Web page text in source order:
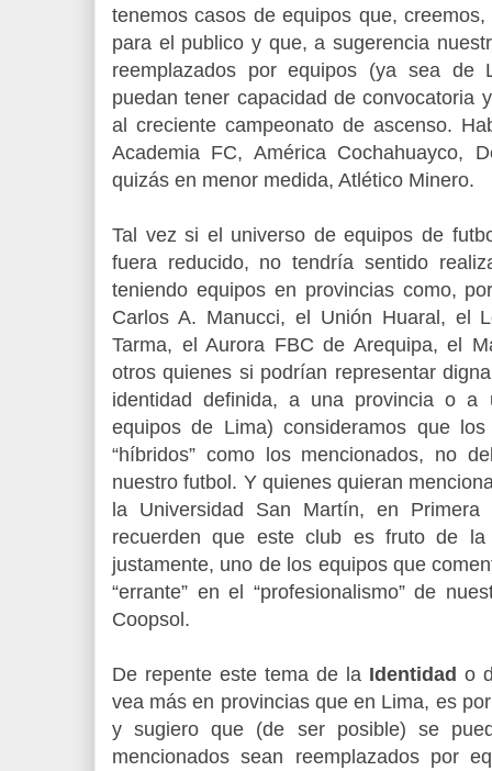
tenemos casos de equipos que,
para el publico y que, a sugerencia
reemplazados por equipos (ya sea
puedan tener capacidad de convocatoria
al creciente campeonato de ascenso.
Academia FC, América Cochahuayco,
quizás en menor medida, Atlético Minero.
Tal vez si el universo de equipos de
fuera reducido, no tendría sentido
teniendo equipos en provincias como,
Carlos A. Manucci, el Unión Huaral, el
Tarma, el Aurora FBC de Arequipa, el
otros quienes si podrían representar
identidad definida, a una provincia o
equipos de Lima) consideramos que
“híbridos” como los mencionados, no
nuestro futbol. Y quienes quieran
la Universidad San Martín, en
recuerden que este club es fruto de
justamente, uno de los equipos que
“errante” en el “profesionalismo” de
Coopsol.
De repente este tema de la Identidad o
vea más en provincias que en Lima, es
y sugiero que (de ser posible) se
mencionados sean reemplazados por